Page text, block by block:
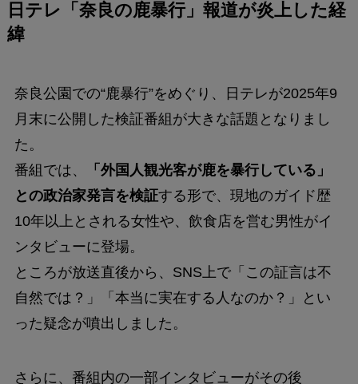
日テレ「奈良の鹿暴行」報道が炎上した経
緯
奈良公園での“鹿暴行”をめぐり、日テレが2025年9
月末に公開した検証番組が大きな話題となりまし
た。
番組では、
「外国人観光客が鹿を暴行している」
との政治家発言を検証する形で、現地のガイド歴
10年以上とされる女性や、飲食店を営む男性がイ
ンタビューに登場。
ところが放送直後から、SNS上で「この証言は不
自然では？」「本当に実在する人なのか？」とい
った疑念が噴出しました。
さらに、番組内の一部インタビューがその後